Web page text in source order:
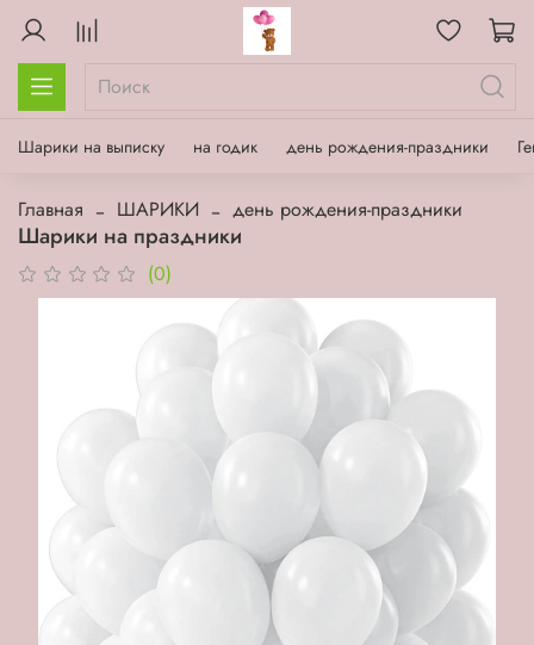
Шарики на выписку на годик день рождения-праздники
Главная ШАРИКИ день рождения-праздники
Шарики на праздники
(0)